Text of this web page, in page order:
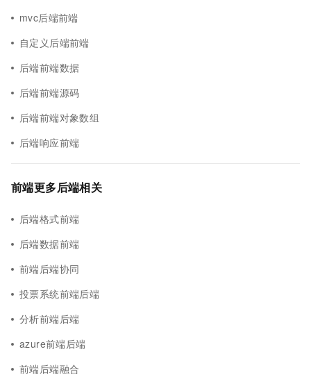
mvc后端前端
自定义后端前端
后端前端数据
后端前端源码
后端前端对象数组
后端响应前端
前端更多后端相关
后端格式前端
后端数据前端
前端后端协同
投票系统前端后端
分析前端后端
azure前端后端
前端后端融合